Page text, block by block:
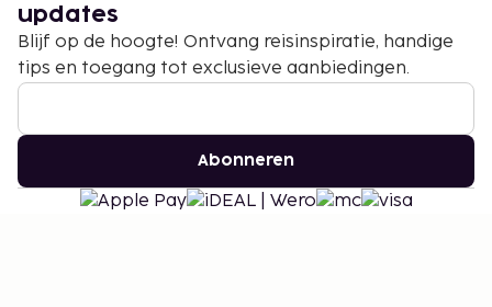
updates
Blijf op de hoogte! Ontvang reisinspiratie, handige
tips en toegang tot exclusieve aanbiedingen.
Abonneren